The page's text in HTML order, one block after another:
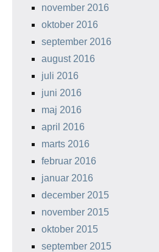
november 2016
oktober 2016
september 2016
august 2016
juli 2016
juni 2016
maj 2016
april 2016
marts 2016
februar 2016
januar 2016
december 2015
november 2015
oktober 2015
september 2015